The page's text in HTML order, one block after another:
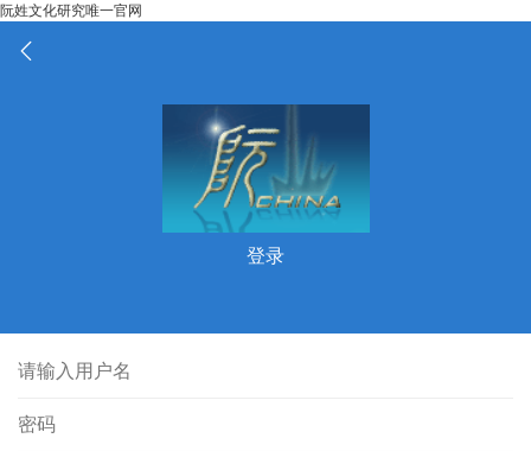
阮姓文化研究唯一官网
登录